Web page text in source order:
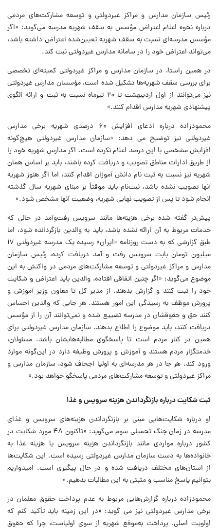
رئیس سازمان مدارس و مراکز غیردولتی و توسعه مشارکت‌های مردمی
درباره نحوه اعلام اعتراض مؤسس به سقف شهریه مدرسه می‌گوید: «اگر
مؤسس مدرسه‌ای نسبت به سقف شهریه تعیین‌شده اعتراض داشته باشد،
می‌تواند اعتراض خود را در سامانه مدارس غیردولتی ثبت کند.
در همین راستا، در سازمان مدارس و مراکز غیردولتی کمیته‌ای تخصصی
برای بررسی سقف شهریه‌ها تشکیل شده است، مؤسسان مدارس غیردولتی
نیز می‌توانند از اول اردیبهشت تا ۲۰ تیرماه نسبت به ثبت و ارائه الگوی
پیشنهادی شهریه مدارس اقدام کنند.»
محمودزاده درباره ادعای افزایش ۶۰ درصدی شهریه برخی مدارس
غیردولتی نیز توضیح می دهد: «سازمان مدارس غیردولتی هیچ‌گونه
افزایش مشخصی با این درصد اعلام نکرده‌ است. اگر مدارس شهریه خود را
از طریق ادارات مناطق تصویب و دریافت کرده باشند، باید بر اساس همان
شهریه نیز نسبت به ثبت نام دانش آموزان اقدام کنند، اما اگر هنوز شهریه
آنها تصویب نشده باشد، ثبت‌نام باید موقتاً بر مبنای شهریه سال گذشته
انجام شود تا پس از تصویب نهایی شهریه، وضعیت آنها مشخص شود.»
پیش‌تر گفته شده برخی هزینه‌ها مانند سرویس رفت‌وآمد در حالی که
خدمات مربوط به آن ارائه نشده باشد، باید به والدین بازگردانده شود، اما
طبق گزارشی که به دست روزنامه «ایران» رسیده یک مدرسه غیردولتی ۱۷
میلیون تومان بابت سرویس رفت و آمد دریافت کرده، رئیس سازمان
مدارس و مراکز غیردولتی و توسعه مشارکت‌های مردمی در واکنش به این
موضوع می‌گوید: «اگر چنین اتفاقی افتاده، والدین باید اعتراض و شکایت
خود را ثبت کنند و گزارش بدهند. از مدیر کل تا معاون وزیر آموزش و
پرورش موظف به رسیدگی این امور هستند. هر جایی که والدین احساس
کنند حق و حقوقشان در مدرسه تضییع شده و نمی‌توانند آن را از مؤسس
دریافت کنند، باید موضوع را اطلاع بدهند. سازمان مدارس غیردولتی برای
همین در کنار مردم است تا پاسخگوی مطالبه‌هایشان باشد. مسئولان،
خدمتگزار مردم‌ هستند و آموزش و پرورش وظیفه دارد در این‌گونه موارد
ورود کند. هر جا در هر مدرسه‌ای به اولیا اجحاف شود، سازمان مدارس و
مراکز غیردولتی و توسعه مشارکت‌های مردمی پاسخگو خواهد بود.»
ثبت شکایت درباره بازنگرداندن هزینه سرویس و غذا
او درباره شکایت‌هایی مبنی بر بازنگرداندن هزینه‌های سرویس و غذای
مدرسه در زمان جنگ تحمیلی سوم می‌گوید: «تاکنون ۴۸ مورد شکایت در
کشور درباره مواردی مانند بازنگرداندن هزینه سرویس یا هزینه غذا به
خانواده‌ها به دست سازمان مدارس غیردولتی رسیده است. این شکایت‌ها
از استان‌های مختلف دریافت شده و در حال پیگیری است. امیدواریم
بتوانیم پاسخ مناسب و مثبتی به این مطالبات بدهیم.»
محمودزاده درباره گزارش‌هایی مربوط به عدم پرداخت حقوق معلمان در
برخی مدارس غیردولتی نیز می گوید: «در این زمینه باید تأکید کنم که
اولویت اصلی، پرداخت به‌موقع شهریه از سوی اولیاست، چرا که حقوق